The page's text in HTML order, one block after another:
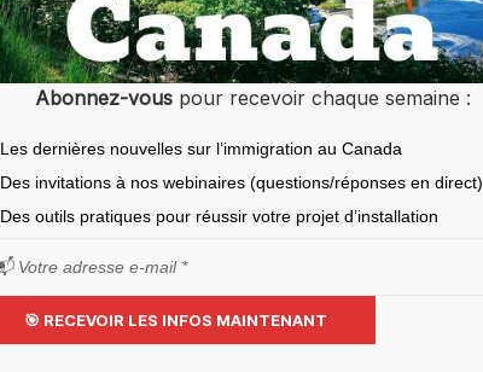
Abonnez-vouspour recevoir chaque semaine :
Les dernières nouvelles sur l’immigration au Canada
Des invitations à nos webinaires (questions/réponses en direct)
Des outils pratiques pour réussir votre projet d’installation